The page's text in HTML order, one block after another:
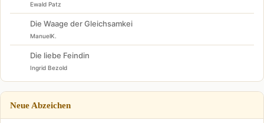
Ewald Patz
Die Waage der Gleichsamkei
ManuelK.
Die liebe Feindin
Ingrid Bezold
Neue Abzeichen